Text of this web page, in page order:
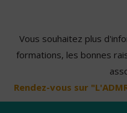
Vous souhaitez plus
formations, les bonnes
Rendez-vous sur